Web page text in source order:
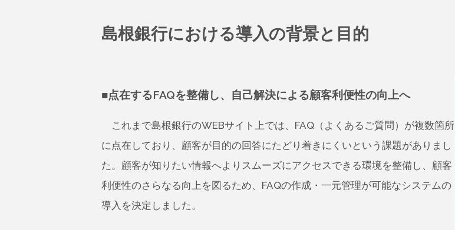
島根銀行における導入の背景と目的
■点在するFAQを整備し、自己解決による顧客利便性の向上へ
これまで島根銀行のWEBサイト上では、FAQ（よくあるご質問）が複数箇所
に点在しており、顧客が目的の回答にたどり着きにくいという課題がありまし
た。顧客が知りたい情報へよりスムーズにアクセスできる環境を整備し、顧客
利便性のさらなる向上を図るため、FAQの作成・一元管理が可能なシステムの
導入を決定しました。